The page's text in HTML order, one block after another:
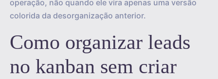
operação, não quando ele vira apenas uma versão
colorida da desorganização anterior.
Como organizar leads
no kanban sem criar